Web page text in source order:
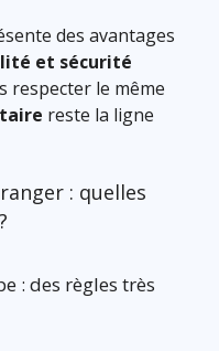
des avantages
et sécurité
respecter le même
reste la ligne
: quelles
: des règles très